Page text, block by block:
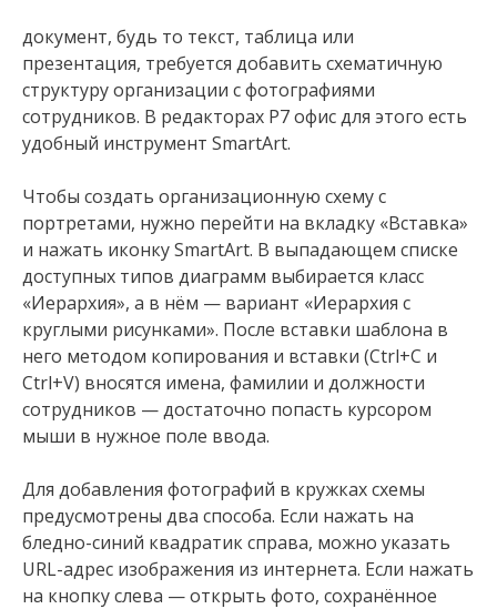
документ, будь то текст, таблица или
презентация, требуется добавить схематичную
структуру организации с фотографиями
сотрудников. В редакторах Р7 офис для этого есть
удобный инструмент SmartArt.
Чтобы создать организационную схему с
портретами, нужно перейти на вкладку «Вставка»
и нажать иконку SmartArt. В выпадающем списке
доступных типов диаграмм выбирается класс
«Иерархия», а в нём — вариант «Иерархия с
круглыми рисунками». После вставки шаблона в
него методом копирования и вставки (Ctrl+C и
Ctrl+V) вносятся имена, фамилии и должности
сотрудников — достаточно попасть курсором
мыши в нужное поле ввода.
Для добавления фотографий в кружках схемы
предусмотрены два способа. Если нажать на
бледно-синий квадратик справа, можно указать
URL-адрес изображения из интернета. Если нажать
на кнопку слева — открыть фото, сохранённое